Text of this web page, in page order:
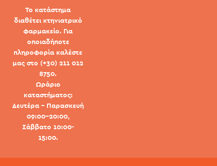
Το κατάστημα
διαθέτει κτηνιατρικό
φαρμακείο. Για
οποιαδήποτε
πληροφορία καλέστε
μας στο (+30) 211 012
8750.
Ωράριο
καταστήματος:
Δευτέρα - Παρασκευή
09:00-20:00,
Σάββατο 10:00-
15:00.